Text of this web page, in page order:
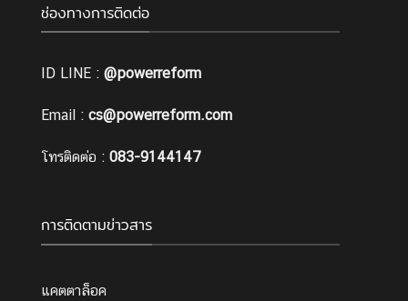
ช่องทางการติดต่อ
ID LINE : @powerreform
Email : cs@powerreform.com
โทรติดต่อ : 083-9144147
การติดตามข่าวสาร
แคตตาล็อค